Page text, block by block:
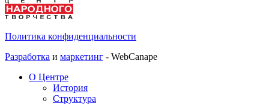
Политика конфиденциальности
Разработка и маркетинг - WebCanape
О Центре
История
Структура